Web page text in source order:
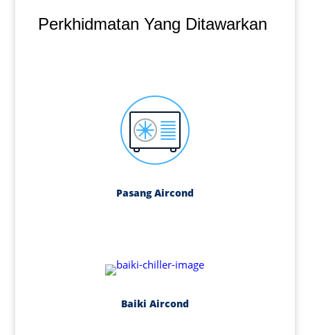
Perkhidmatan Yang Ditawarkan
Pasang Aircond
Baiki Aircond